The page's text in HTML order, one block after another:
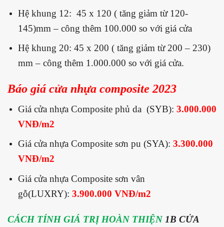
Hệ khung 12: 45 x 120 ( tăng giảm từ 120-
145)mm – công thêm 100.000 so với giá cửa
Hệ khung 20: 45 x 200 ( tăng giảm từ 200 – 230)
mm – công thêm 1.000.000 so với giá cửa.
Báo giá cửa nhựa composite 2023
Giá cửa nhựa Composite phủ da (SYB): 3.000.000
VNĐ/m2
Giá cửa nhựa Composite sơn pu (SYA): 3.300.000
VNĐ/m2
Giá cửa nhựa Composite sơn vân
gỗ(LUXRY): 3.900.000 VNĐ/m2
CÁCH TÍNH GIÁ TRỊ HOÀN THIỆN1B CỬA